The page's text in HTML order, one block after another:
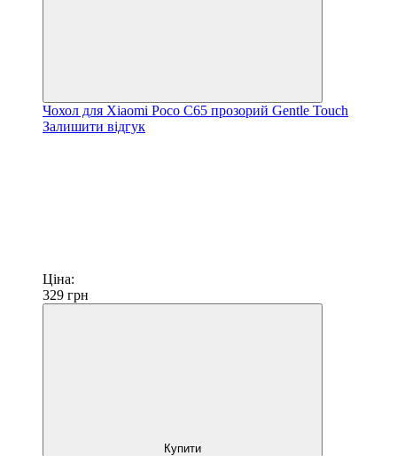
Чохол для Xiaomi Poco C65 прозорий Gentle Touch
Залишити відгук
Ціна:
329 грн
Купити